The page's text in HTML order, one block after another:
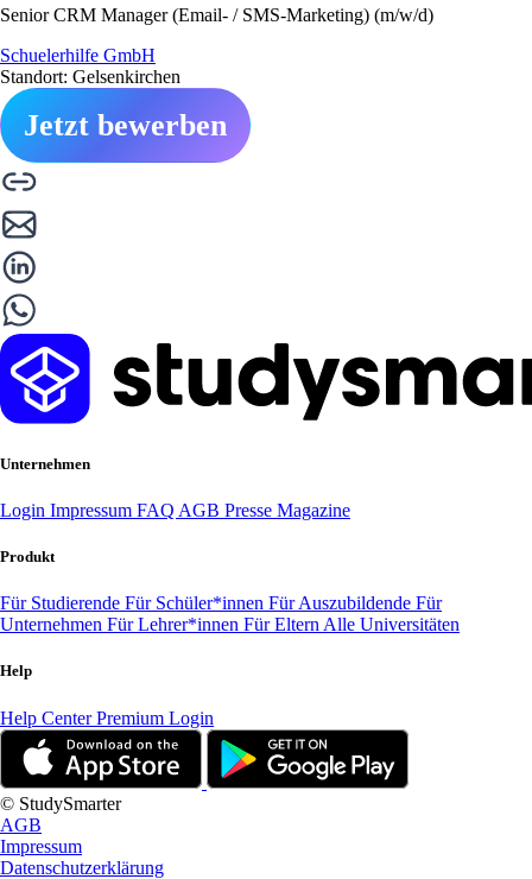
Senior CRM Manager (Email- / SMS-Marketing) (m/w/d)
Schuelerhilfe GmbH
Standort: Gelsenkirchen
Jetzt bewerben
Unternehmen
Login Impressum FAQ AGB Presse Magazine
Produkt
Für Studierende Für Schüler*innen Für Auszubildende Für
Unternehmen Für Lehrer*innen Für Eltern Alle Universitäten
Help
Help CenterPremium Login
© StudySmarter
AGB
Impressum
Datenschutzerklärung